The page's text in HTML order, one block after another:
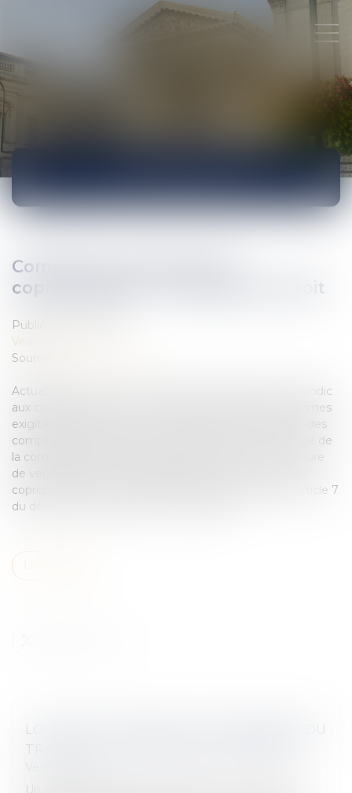
Comptes du syndicat des
copropriétaires - Le Monde du Droit
Publié le :
Veille juridique
Source :
Actualisation du contenu de l'information due par le syndic
aux copropriétaires en matière de ventilation des sommes
exigibles ainsi que de la nomenclature et des intitulés des
comptes du syndicat des copropriétaires. Pour la tenue de
la comptabilité du syndicat, le syndic doit être en mesure
de ventiler les sommes exigibles à recevoir de chaque
copropriétaire selon les quatre rubriques définies à l'article 7
du décret n° 2005-240 du 14 mars 2005...
LOI TRAVAIL : DÉCRET SUR LA MÉDECINE DU
TRAVAIL - ÉDITIONS FRANCIS LEFEBVRE
Un décret du 27 décembre 2016 met en œuvre la